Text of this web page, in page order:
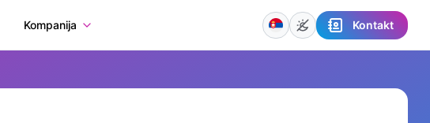
Kompanija Kontakt